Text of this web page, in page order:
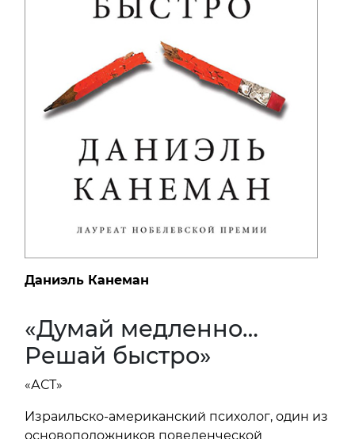
Даниэль Канеман
«Думай медленно…
Решай быстро»
«АСТ»
Израильско-американский психолог, один из
основоположников поведенческой